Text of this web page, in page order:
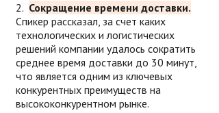
Сокращение времени доставки.
Спикер рассказал, за счет каких
технологических и логистических
решений компании удалось сократить
среднее время доставки до 30 минут,
что является одним из ключевых
конкурентных преимуществ на
высококонкурентном рынке.